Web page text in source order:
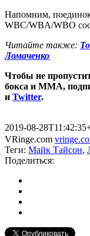
Напомним,
WBC/WBA/WBO
Читайте также:
Ломаченко
Чтобы не
бокса и ММА,
и Twitter.
2019-08-
VRinge.com
Теги: Майк Тайсон,
Поделиться: